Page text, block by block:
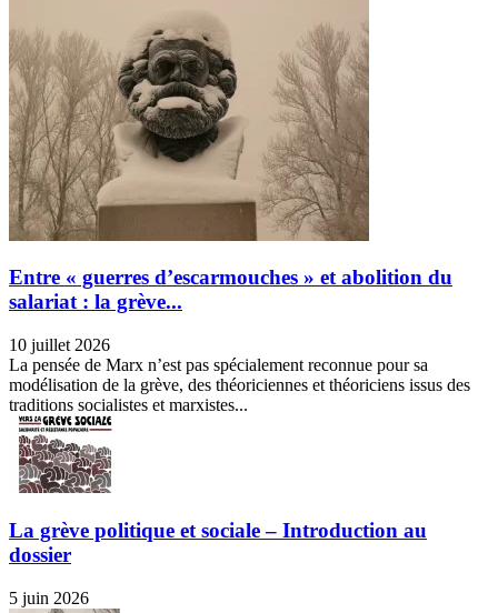
Entre « guerres d’escarmouches » et abolition du
salariat : la grève...
10 juillet 2026
La pensée de Marx n’est pas spécialement reconnue pour sa
modélisation de la grève, des théoriciennes et théoriciens issus des
traditions socialistes et marxistes...
La grève politique et sociale – Introduction au
dossier
5 juin 2026